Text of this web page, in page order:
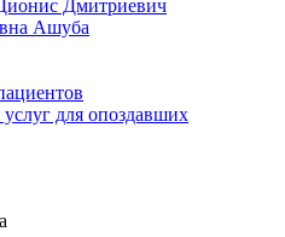
Дмитриевич
Ашуба
для опоздавших